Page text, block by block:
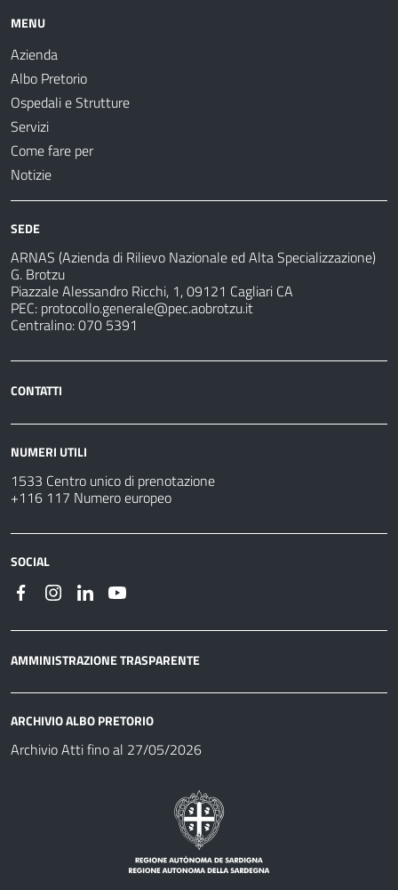
MENU
Azienda
Albo Pretorio
Ospedali e Strutture
Servizi
Come fare per
Notizie
SEDE
ARNAS (Azienda di Rilievo Nazionale ed Alta Specializzazione)
G. Brotzu
Piazzale Alessandro Ricchi, 1, 09121 Cagliari CA
PEC: protocollo.generale@pec.aobrotzu.it
Centralino: 070 5391
CONTATTI
NUMERI UTILI
1533 Centro unico di prenotazione
+116 117 Numero europeo
SOCIAL
AMMINISTRAZIONE TRASPARENTE
ARCHIVIO ALBO PRETORIO
Archivio Atti fino al 27/05/2026